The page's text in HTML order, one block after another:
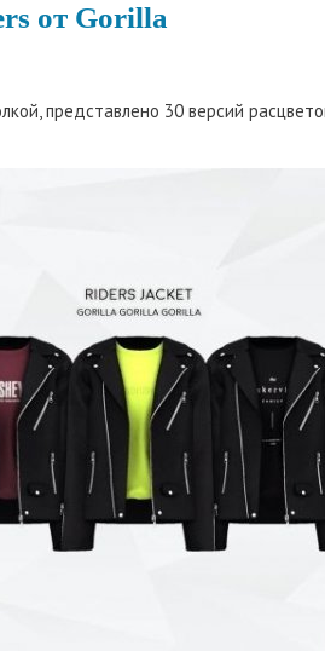
от Gorilla
представлено 30 версий